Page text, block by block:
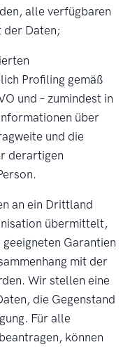
alle verfügbaren
Daten;
Profiling gemäß
und – zumindest in
über
und die
derartigen
an ein Drittland
übermittelt,
Garantien
mit der
Wir stellen eine
die Gegenstand
Für alle
können